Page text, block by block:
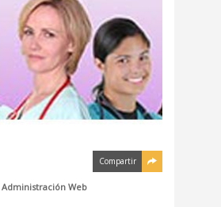
Compartir
Administración Web